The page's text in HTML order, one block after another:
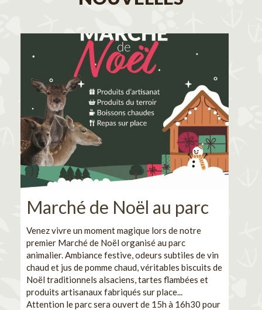
Marché de Noël au parc
Venez vivre un moment magique lors de notre
premier Marché de Noël organisé au parc
animalier. Ambiance festive, odeurs subtiles de vin
chaud et jus de pomme chaud, véritables biscuits de
Noël traditionnels alsaciens, tartes flambées et
produits artisanaux fabriqués sur place...
Attention le parc sera ouvert de 15h à 16h30 pour